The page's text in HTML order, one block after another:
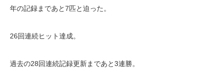
年の記録まであと7匹と迫った。
26回連続ヒット達成。
過去の28回連続記録更新まであと3連勝。